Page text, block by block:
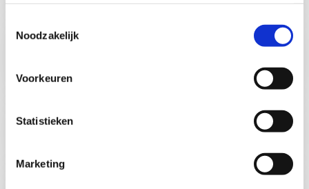
Noodzakelijk
Voorkeuren
Statistieken
Marketing
Kan ik als grootzakelijke klant een verzoek
gecontracteerd transportvermogen?
Hoeveel transportcapaciteit is er in Almelo